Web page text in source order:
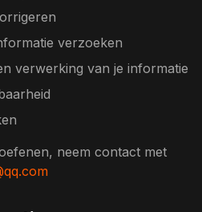
verzoeken
verwerking van je informatie
neem contact met